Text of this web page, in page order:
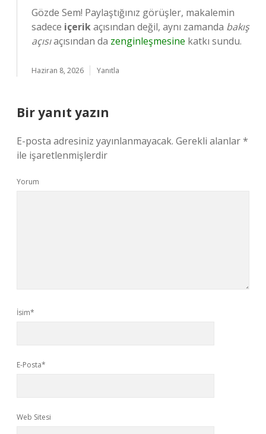
Gözde Sem! Paylaştığınız görüşler, makalemin
sadece içerikaçısından değil, aynı zamanda bakış
açısıaçısından da zenginleşmesine katkı sundu.
Haziran 8, 2026 Yanıtla
Bir yanıt yazın
E-posta adresiniz yayınlanmayacak. Gerekli alanlar*
ile işaretlenmişlerdir
Yorum
İsim*
E-Posta*
Web Sitesi